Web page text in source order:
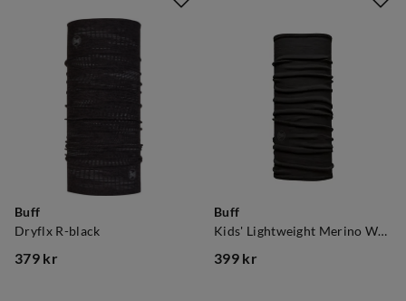
Buff
Dryflx R-black
379 kr
Buff
Kids' Lightweight Merino Wool Tubular Solid Black
399 kr